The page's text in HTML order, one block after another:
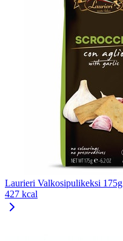
Laurieri Valkosipulikeksi 175g
427 kcal